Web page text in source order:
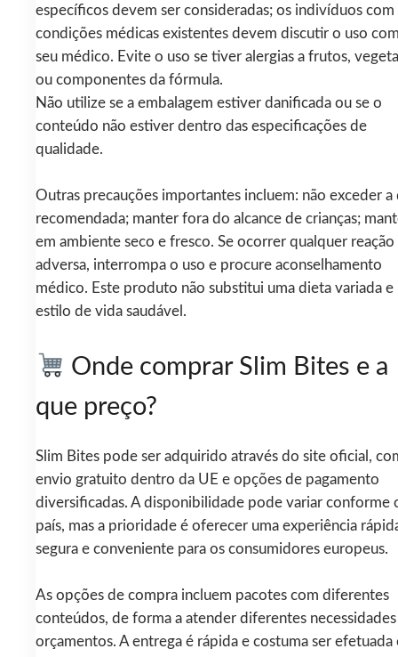
específicos devem ser consideradas; os indivíduos com
condições médicas existentes devem discutir o uso
seu médico. Evite o uso se tiver alergias a frutos,
ou componentes da fórmula.
Não utilize se a embalagem estiver danificada ou se o
conteúdo não estiver dentro das especificações de
qualidade.
Outras precauções importantes incluem: não exceder a
recomendada; manter fora do alcance de crianças;
em ambiente seco e fresco. Se ocorrer qualquer reação
adversa, interrompa o uso e procure aconselhamento
médico. Este produto não substitui uma dieta variada e
estilo de vida saudável.
Onde comprar Slim Bites e a
que preço?
Slim Bites pode ser adquirido através do site oficial,
envio gratuito dentro da UE e opções de pagamento
diversificadas. A disponibilidade pode variar conforme
país, mas a prioridade é oferecer uma experiência
segura e conveniente para os consumidores europeus.
As opções de compra incluem pacotes com diferentes
conteúdos, de forma a atender diferentes necessidades
orçamentos. A entrega é rápida e costuma ser efetuada